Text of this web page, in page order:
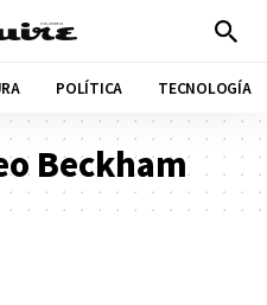
POLÍTICA TECNOLOGÍA
Beckham